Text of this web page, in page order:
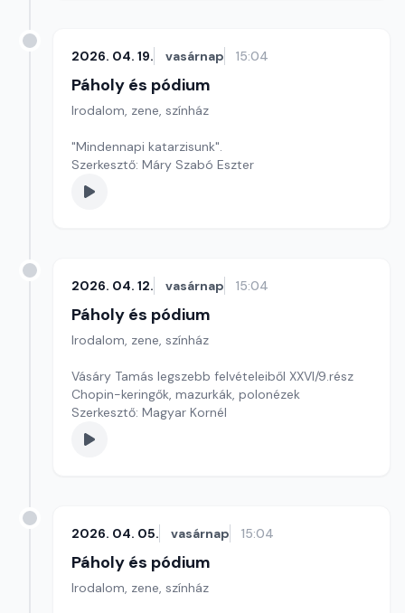
2026. 04. 19. vasárnap 15:04
Páholy és pódium
Irodalom, zene, színház
"Mindennapi katarzisunk".
Szerkesztő: Máry Szabó Eszter
2026. 04. 12. vasárnap 15:04
Páholy és pódium
Irodalom, zene, színház
Vásáry Tamás legszebb felvételeiből XXVI/9.rész
Chopin-keringők, mazurkák, polonézek
Szerkesztő: Magyar Kornél
2026. 04. 05. vasárnap 15:04
Páholy és pódium
Irodalom, zene, színház